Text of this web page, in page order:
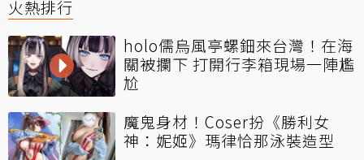
火熱排行
holo儒烏風亭螺鈿來台灣！在海
關被攔下 打開行李箱現場一陣尷
尬
魔鬼身材！Coser扮《勝利女
神：妮姬》瑪律恰那泳裝造型